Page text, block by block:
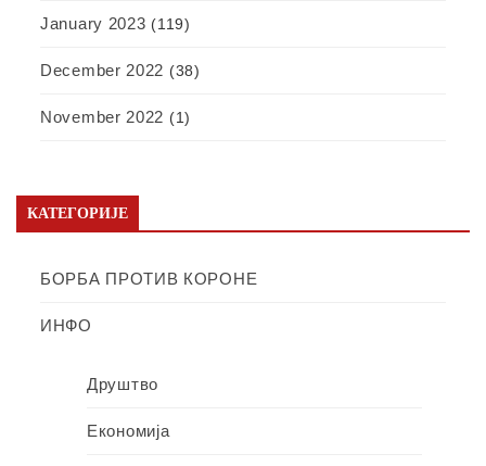
January 2023 (119)
December 2022 (38)
November 2022 (1)
КАТЕГОРИЈЕ
БОРБА ПРОТИВ КОРОНЕ
ИНФО
Друштво
Економија